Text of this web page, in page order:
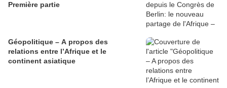
Première partie
Géopolitique – A propos des
relations entre l’Afrique et le
continent asiatique